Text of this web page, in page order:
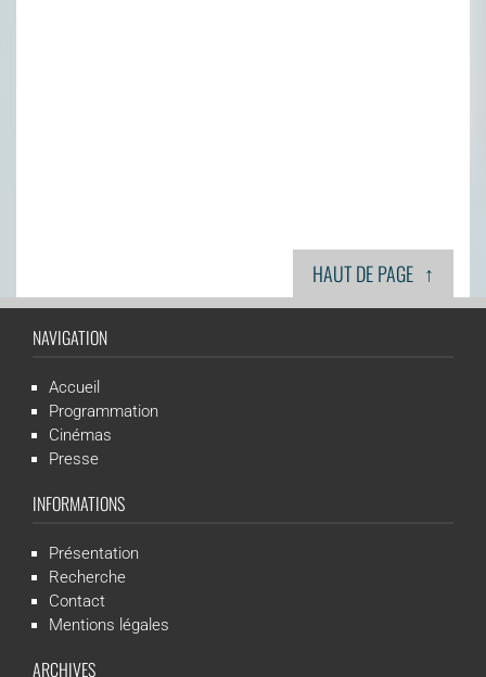
HAUT DE PAGE ↑
NAVIGATION
Accueil
Programmation
Cinémas
Presse
INFORMATIONS
Présentation
Recherche
Contact
Mentions légales
ARCHIVES